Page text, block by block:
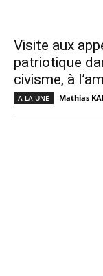
Visite aux
patriotique
civisme, à
A LA UNE Mathias